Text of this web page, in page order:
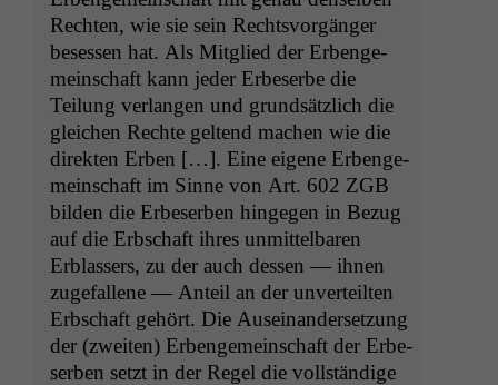
Recht­en, wie sie sein Rechtsvorgänger
besessen hat. Als Mit­glied der Erbenge­
mein­schaft kann jed­er Erbe­serbe die
Teilung ver­lan­gen und grund­sät­zlich die
gle­ichen Rechte gel­tend machen wie die
direk­ten Erben […]. Eine eigene Erbenge­
mein­schaft im Sinne von Art. 602 ZGB
bilden die Erbe­ser­ben hinge­gen in Bezug
auf die Erb­schaft ihres unmit­tel­baren
Erblassers, zu der auch dessen — ihnen
zuge­fal­l­ene — Anteil an der unverteil­ten
Erb­schaft gehört. Die Auseinan­der­set­zung
der (zweit­en) Erbenge­mein­schaft der Erbe­
ser­ben set­zt in der Regel die voll­ständi­ge